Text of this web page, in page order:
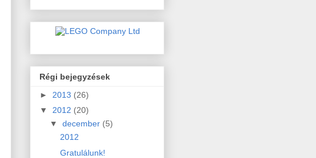
Régi bejegyzések
► 2013 (26)
▼ 2012 (20)
▼ december (5)
2012
Gratulálunk!